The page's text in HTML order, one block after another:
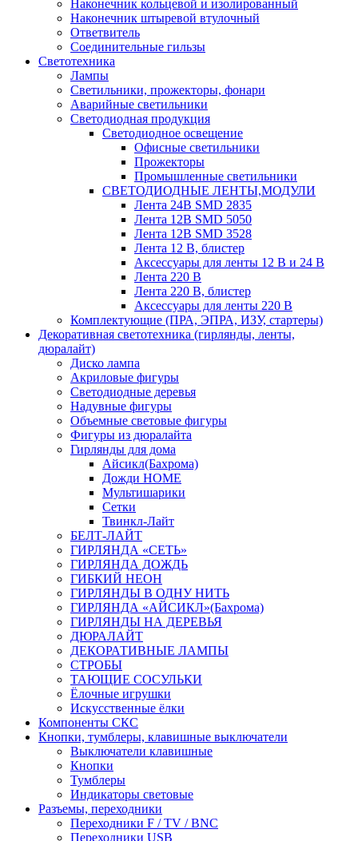
Наконечник кольцевой и изолированный
Наконечник штыревой втулочный
Ответвитель
Соединительные гильзы
Светотехника
Лампы
Светильники, прожекторы, фонари
Аварийные светильники
Светодиодная продукция
Светодиодное освещение
Офисные светильники
Прожекторы
Промышленные светильники
СВЕТОДИОДНЫЕ ЛЕНТЫ,МОДУЛИ
Лента 24В SMD 2835
Лента 12В SMD 5050
Лента 12В SMD 3528
Лента 12 В, блистер
Аксессуары для ленты 12 В и 24 В
Лента 220 В
Лента 220 В, блистер
Аксессуары для ленты 220 В
Комплектующие (ПРА, ЭПРА, ИЗУ, стартеры)
Декоративная светотехника (гирлянды, ленты,
дюралайт)
Диско лампа
Акриловые фигуры
Светодиодные деревья
Надувные фигуры
Объемные световые фигуры
Фигуры из дюралайта
Гирлянды для дома
Айсикл(Бахрома)
Дожди HOME
Мультишарики
Сетки
Твинкл-Лайт
БЕЛТ-ЛАЙТ
ГИРЛЯНДА «СЕТЬ»
ГИРЛЯНДА ДОЖДЬ
ГИБКИЙ НЕОН
ГИРЛЯНДЫ В ОДНУ НИТЬ
ГИРЛЯНДА «АЙСИКЛ»(Бахрома)
ГИРЛЯНДЫ НА ДЕРЕВЬЯ
ДЮРАЛАЙТ
ДЕКОРАТИВНЫЕ ЛАМПЫ
СТРОБЫ
ТАЮЩИЕ СОСУЛЬКИ
Ёлочные игрушки
Искусственные ёлки
Компоненты СКС
Кнопки, тумблеры, клавишные выключатели
Выключатели клавишные
Кнопки
Тумблеры
Индикаторы световые
Разъемы, переходники
Переходники F / TV / BNC
Переходники USB